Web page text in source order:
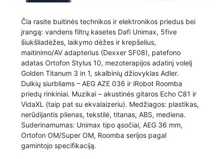
Čia rasite buitinės technikos ir elektronikos priedus bei
įrangą: vandens filtrų kasetes Dafi Unimax, 5five
šiukšliadėžes, laikymo dėžes ir krepšelius,
maitinimo/AV adapterius (Dexxer SF08), patefono
adatas Ortofon Stylus 10, mezoterapijos adatinį volelį
Golden Titanum 3 in 1, skalbinių džiovyklas Adler.
Dulkių siurbliams – AEG AZE 036 ir iRobot Roomba
priedų rinkiniai. Muzikai – akustinės gitaros Echo C81 ir
VidaXL (taip pat su ekvalaizeriu). Medžiagos: plastikas,
nerūdijantis plienas, tekstilė, titanas, ABS, mediena.
Suderinamumas: Unimax tipo ąsočiai, AEG 36 mm,
Ortofon OM/Super OM, Roomba serijos pagal
gamintojo specifikaciją.